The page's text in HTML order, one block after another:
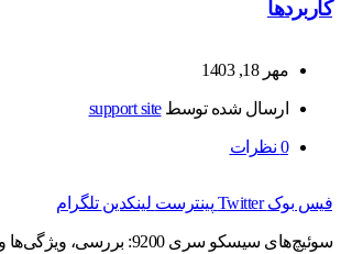
کاربردها
مهر 18, 1403
ارسال شده توسطsupport site
0 نظرات
فیس بوک Twitter پینترست لینکدین تلگرام
سوئیچ‌های سیسکو سری 9200: بررسی،